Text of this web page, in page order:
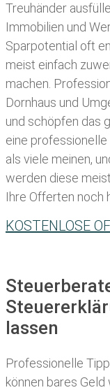
Treuhänder
Immobilien und
Sparpotential oft
meist einfach
machen.
Dornhaus und
und schöpfen das
eine
als viele meinen,
werden diese
Ihre Offerten noch
KOSTENLOSE
lassen
Professionelle
können bares Geld